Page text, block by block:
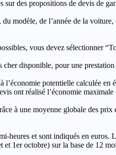
des propositions de devis de
modèle, de l’année de la
vous devez sélectionner
disponible, pour une prestation
potentielle calculée en
ont réalisé l’économie
une moyenne globale des prix
et sont indiqués en euros.
1er octobre) sur la base de 12